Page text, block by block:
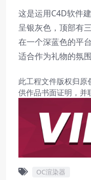
这是运用C4D软件
呈银灰色，顶部有
在一个深蓝色的平
适合作为礼物的氛
此工程文件版权归
供作品书面证明，并
OC渲染器